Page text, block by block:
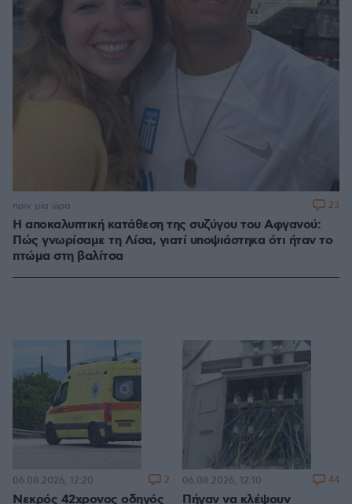
Η αποκαλυπτική κατάθεση της συζύγου του Αφγανού:
Πώς γνωρίσαμε τη Λίσα, γιατί υποψιάστηκα ότι ήταν το
πτώμα στη βαλίτσα
πριν μία ώρα 23
Νεκρός 42χρονος οδηγός
06.08.2026, 12:20 2
Πήγαν να κλέψουν
06.08.2026, 12:10 44